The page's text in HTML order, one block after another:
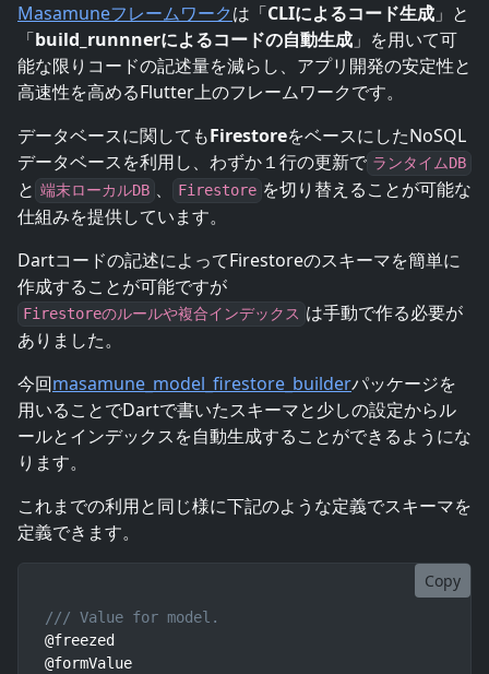
Masamuneフレームワークは「CLIによるコード生成 」と
「build_runnnerによるコードの自動生成 」を用いて可
能な限りコードの記述量を減らし、アプリ開発の安定性と
高速性を高めるFlutter上のフレームワークです。
データベースに関してもFirestoreをベースにしたNoSQL
データベースを利用し、わずか１行の更新で ランタイムDB
と 端末ローカルDB 、 Firestore を切り替えることが可能な
仕組みを提供しています。
Dartコードの記述によってFirestoreのスキーマを簡単に
作成することが可能ですが
Firestoreのルールや複合インデックス は手動で作る必要が
ありました。
今回masamune_model_firestore_builderパッケージを
用いることでDartで書いたスキーマと少しの設定からル
ールとインデックスを自動生成することができるようにな
ります。
これまでの利用と同じ様に下記のような定義でスキーマを
定義できます。
Copy
/// Value for model.
@freezed
@formValue